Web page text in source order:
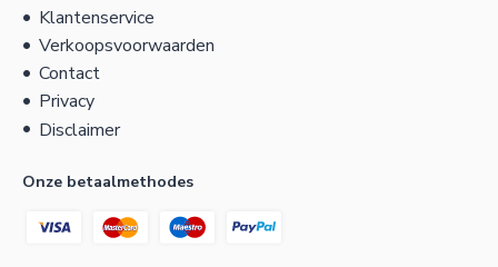
Klantenservice
Verkoopsvoorwaarden
Contact
Privacy
Disclaimer
Onze betaalmethodes